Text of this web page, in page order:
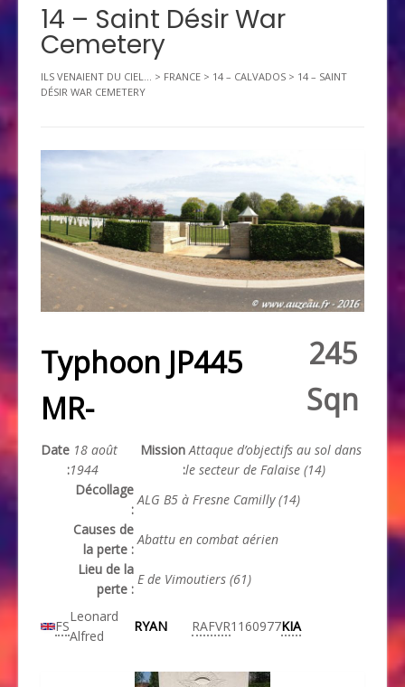
14 – Saint Désir War
Cemetery
ILS VENAIENT DU CIEL... > FRANCE > 14 – CALVADOS > 14 – SAINT
DÉSIR WAR CEMETERY
Typhoon JP445
MR-
245
Sqn
Date
:
18 août
1944
Mission
:
Attaque d’objectifs au sol dans
le secteur de Falaise (14)
Décollage
:
ALG B5 à Fresne Camilly (14)
Causes de
la perte :
Abattu en combat aérien
Lieu de la
perte :
E de Vimoutiers (61)
FS
Leonard
Alfred
RYAN RAFVR1160977KIA